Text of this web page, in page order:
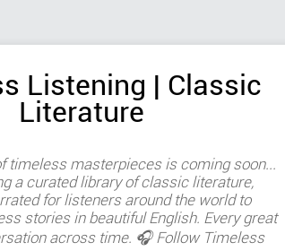
Listening | Classic
Literature
timeless masterpieces is coming soon...
a curated library of classic literature,
for listeners around the world to
stories in beautiful English. Every great
across time. 🎧 Follow Timeless